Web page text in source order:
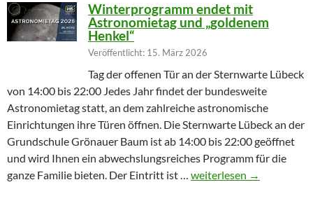
Winterprogramm endet mit
Astronomietag und „goldenem
Henkel“
Veröffentlicht: 15. März 2026
Tag der offenen Tür an der Sternwarte Lübeck
von 14:00 bis 22:00 Jedes Jahr findet der bundesweite
Astronomietag statt, an dem zahlreiche astronomische
Einrichtungen ihre Türen öffnen. Die Sternwarte Lübeck an der
Grundschule Grönauer Baum ist ab 14:00 bis 22:00 geöffnet
und wird Ihnen ein abwechslungsreiches Programm für die
ganze Familie bieten. Der Eintritt ist … Winterprogramm endet
weiterlesen →